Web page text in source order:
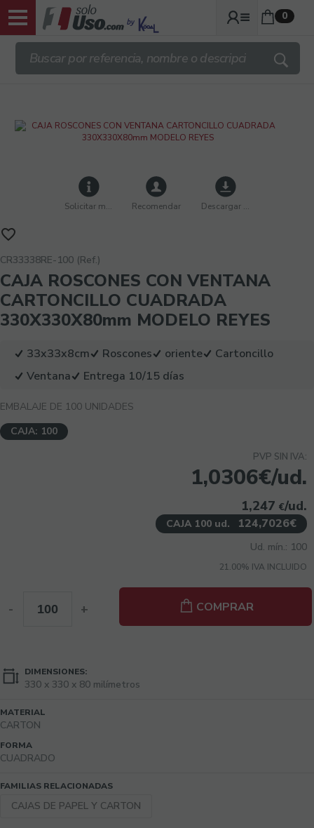
0
Solicitar más info Recomendar Descargar imágenes
CR33338RE-100 (Ref.)
CAJA ROSCONES CON VENTANA
CARTONCILLO CUADRADA
330X330X80mm MODELO REYES
33x33x8cm Roscones oriente
Cartoncillo
Ventana
Entrega 10/15 días
EMBALAJE DE 100 UNIDADES
CAJA: 100
PVP SIN IVA:
1,0306€/ud.
1,247 €/ud.
CAJA 100 ud. 124,7026€
Ud. mín.: 100
21.00% IVA INCLUIDO
- + COMPRAR
DIMENSIONES:
330 x 330 x 80 milímetros
MATERIAL
CARTON
FORMA
CUADRADO
FAMILIAS RELACIONADAS
CAJAS DE PAPEL Y CARTON